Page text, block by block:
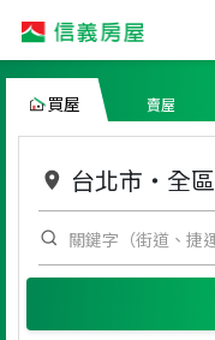
買屋 賣屋
台北市 ・ 全區